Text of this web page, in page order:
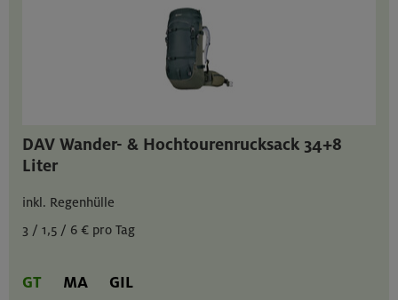
DAV Wander- & Hochtourenrucksack 34+8
Liter
inkl. Regenhülle
3 / 1,5 / 6 € pro Tag
GT MA GIL